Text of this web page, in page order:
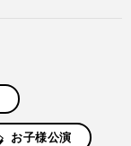
お子様公演